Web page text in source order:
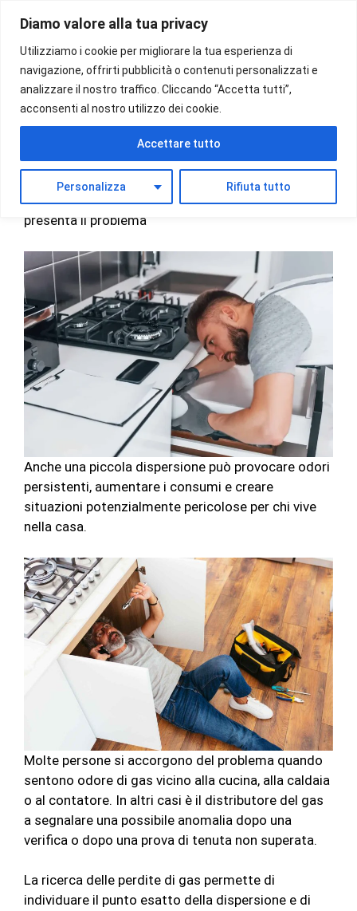
Diamo valore alla tua privacy
Utilizziamo i cookie per migliorare la tua esperienza di
navigazione, offrirti pubblicità o contenuti personalizzati e
analizzare il nostro traffico. Cliccando “Accetta tutti”,
acconsenti al nostro utilizzo dei cookie.
Personalizza Rifiuta tutto
Accettare tutto
contenuto
Ricerca Perdite Gas Torino
La Ricerca perdite di gas a Torino è il lavoro che
svolgiamo quando all’interno di un’abitazione si
presenta il problema
Anche una piccola dispersione può provocare odori
persistenti, aumentare i consumi e creare
situazioni potenzialmente pericolose per chi vive
nella casa.
Molte persone si accorgono del problema quando
sentono odore di gas vicino alla cucina, alla caldaia
o al contatore. In altri casi è il distributore del gas
a segnalare una possibile anomalia dopo una
verifica o dopo una prova di tenuta non superata.
La ricerca delle perdite di gas permette di
individuare il punto esatto della dispersione e di